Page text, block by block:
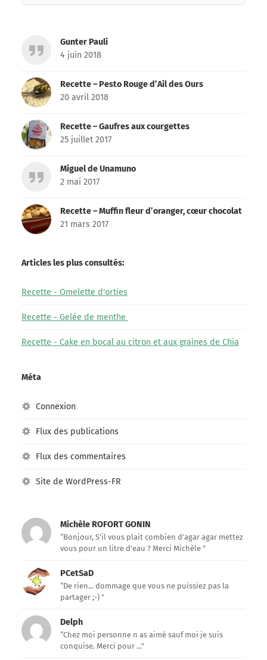
Gunter Pauli
4 juin 2018
Recette – Pesto Rouge d’Ail des Ours
20 avril 2018
Recette – Gaufres aux courgettes
25 juillet 2017
Miguel de Unamuno
2 mai 2017
Recette – Muffin fleur d’oranger, cœur chocolat
21 mars 2017
Articles les plus consultés:
Recette - Omelette d'orties
Recette - Gelée de menthe
Recette - Cake en bocal au citron et aux graines de Chia
Méta
Connexion
Flux des publications
Flux des commentaires
Site de WordPress-FR
Michèle ROFORT GONIN
“Bonjour, S'il vous plait combien d'agar agar mettez
vous pour un litre d'eau ? Merci Michèle ”
PCetSaD
“De rien... dommage que vous ne puissiez pas la
partager ;-) ”
Delph
“Chez moi personne n as aimé sauf moi je suis
conquise. Merci pour ...”